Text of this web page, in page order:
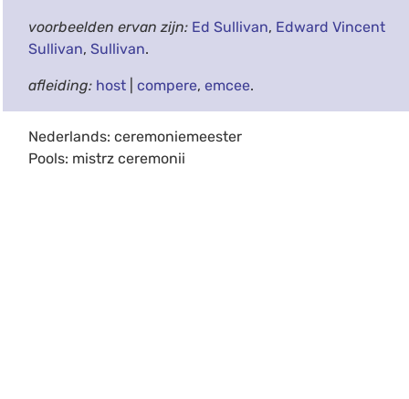
voorbeelden ervan zijn: Ed Sullivan, Edward Vincent
Sullivan, Sullivan.
afleiding: host| compere, emcee.
Nederlands: ceremoniemeester
Pools: mistrz ceremonii